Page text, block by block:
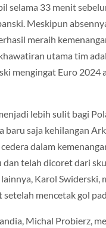
selama 33 menit
Meskipun
meraih
utama tim
mengingat Euro 2024
lebih sulit bagi
baru saja kehilangan
dalam
dan telah dicoret dari
Karol Swiderski,
mencetak gol
Michal Probierz,